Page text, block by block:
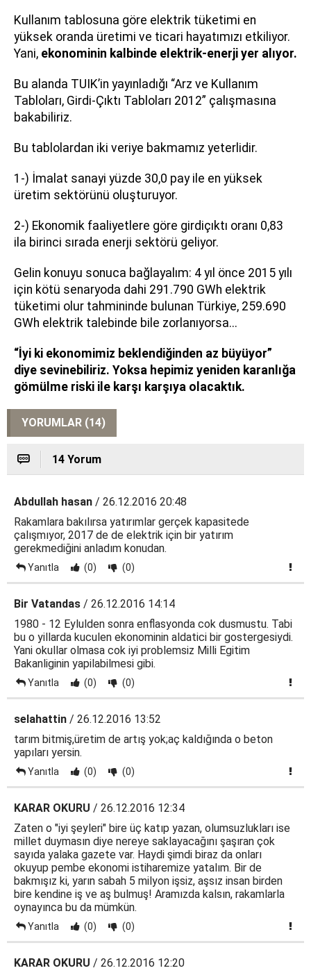
Kullanım tablosuna göre elektrik tüketimi en
yüksek oranda üretimi ve ticari hayatımızı etkiliyor.
Yani, ekonominin kalbinde elektrik-enerji yer alıyor.
Bu alanda TUIK’in yayınladığı “Arz ve Kullanım
Tabloları, Girdi-Çıktı Tabloları 2012” çalışmasına
bakabiliriz.
Bu tablolardan iki veriye bakmamız yeterlidir.
1-) İmalat sanayi yüzde 30,0 pay ile en yüksek
üretim sektörünü oluşturuyor.
2-) Ekonomik faaliyetlere göre girdiçıktı oranı 0,83
ila birinci sırada enerji sektörü geliyor.
Gelin konuyu sonuca bağlayalım: 4 yıl önce 2015 yılı
için kötü senaryoda dahi 291.790 GWh elektrik
tüketimi olur tahmininde bulunan Türkiye, 259.690
GWh elektrik talebinde bile zorlanıyorsa...
“İyi ki ekonomimiz beklendiğinden az büyüyor”
diye sevinebiliriz. Yoksa hepimiz yeniden karanlığa
gömülme riski ile karşı karşıya olacaktık.
YORUMLAR (14)
14 Yorum
Abdullah hasan / 26.12.2016 20:48
Rakamlara bakılırsa yatırımlar gerçek kapasitede
çalışmıyor, 2017 de de elektrik için bir yatırım
gerekmediğini anladım konudan.
Yanıtla (0) (0)
Bir Vatandas / 26.12.2016 14:14
1980 - 12 Eylulden sonra enflasyonda cok dusmustu. Tabi
bu o yillarda kuculen ekonominin aldatici bir gostergesiydi.
Yani okullar olmasa cok iyi problemsiz Milli Egitim
Bakanliginin yapilabilmesi gibi.
Yanıtla (0) (0)
selahattin / 26.12.2016 13:52
tarım bitmiş,üretim de artış yok;aç kaldığında o beton
yapıları yersin.
Yanıtla (0) (0)
KARAR OKURU / 26.12.2016 12:34
Zaten o "iyi şeyleri" bire üç katıp yazan, olumsuzlukları ise
millet duymasın diye nereye saklayacağını şaşıran çok
sayıda yalaka gazete var. Haydi şimdi biraz da onları
okuyup pembe ekonomi istiharemize yatalım. Bir de
bakmışız ki, yarın sabah 5 milyon işsiz, aşsız insan birden
bire kendine iş ve aş bulmuş! Aramızda kalsın, rakamlarla
oynayınca bu da mümkün.
Yanıtla (0) (0)
KARAR OKURU / 26.12.2016 12:20